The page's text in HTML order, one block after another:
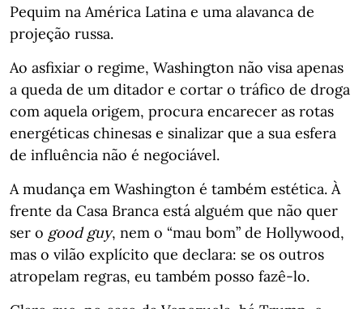
Pequim na América Latina e uma alavanca de
projeção russa.
Ao asfixiar o regime, Washington não visa apenas
a queda de um ditador e cortar o tráfico de droga
com aquela origem, procura encarecer as rotas
energéticas chinesas e sinalizar que a sua esfera
de influência não é negociável.
A mudança em Washington é também estética. À
frente da Casa Branca está alguém que não quer
ser o good guy, nem o “mau bom” de Hollywood,
mas o vilão explícito que declara: se os outros
atropelam regras, eu também posso fazê-lo.